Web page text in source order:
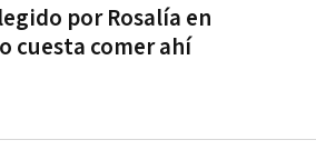
por Rosalía en
cuesta comer ahí